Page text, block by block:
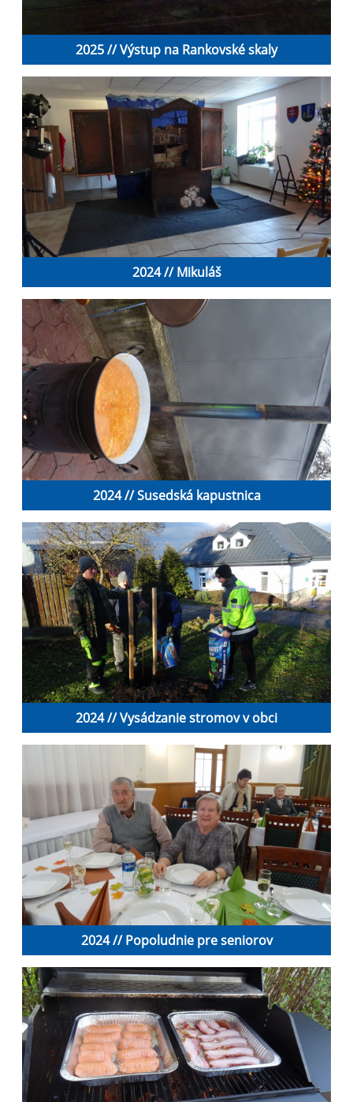
2025 // Výstup na Rankovské skaly
2024 // Mikuláš
2024 // Susedská kapustnica
2024 // Vysádzanie stromov v obci
2024 // Popoludnie pre seniorov